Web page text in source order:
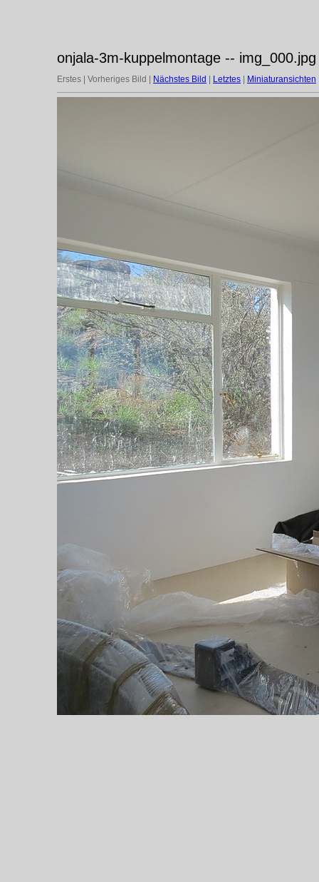
onjala-3m-kuppelmontage -- img_000.jpg
Erstes | Vorheriges Bild | Nächstes Bild Letztes Miniaturansichten